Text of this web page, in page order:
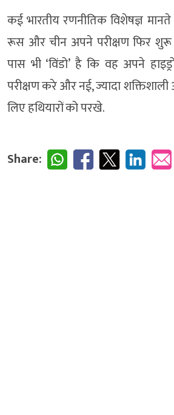
कई भारतीय रणनीतिक विशेषज्ञ
रूस और चीन अपने परीक्षण फिर
पास भी ‘विंडो’ है कि वह अपने
परीक्षण करे और नई, ज्यादा
लिए हथियारों को परखे.
Share: